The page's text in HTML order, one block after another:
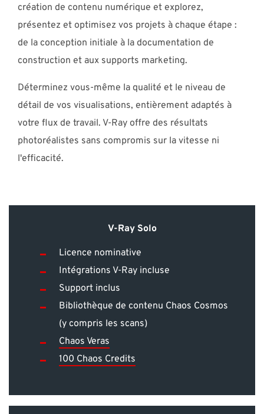
création de contenu numérique et explorez,
présentez et optimisez vos projets à chaque étape :
de la conception initiale à la documentation de
construction et aux supports marketing.
Déterminez vous-même la qualité et le niveau de
détail de vos visualisations, entièrement adaptés à
votre flux de travail. V-Ray offre des résultats
photoréalistes sans compromis sur la vitesse ni
l'efficacité.
V-Ray Solo
Licence nominative
Intégrations V-Ray incluse
Support inclus
Bibliothèque de contenu Chaos Cosmos
(y compris les scans)
Chaos Veras
100 Chaos Credits